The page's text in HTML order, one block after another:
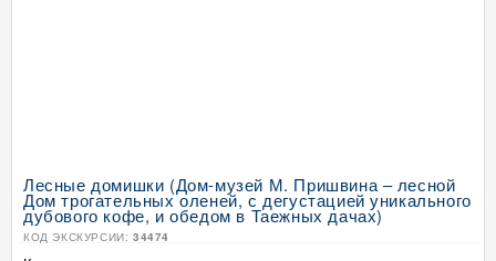
Лесные домишки (Дом-музей М. Пришвина – лесной
Дом трогательных оленей, с дегустацией уникального
дубового кофе, и обедом в Таежных дачах)
КОД ЭКСКУРСИИ: 34474